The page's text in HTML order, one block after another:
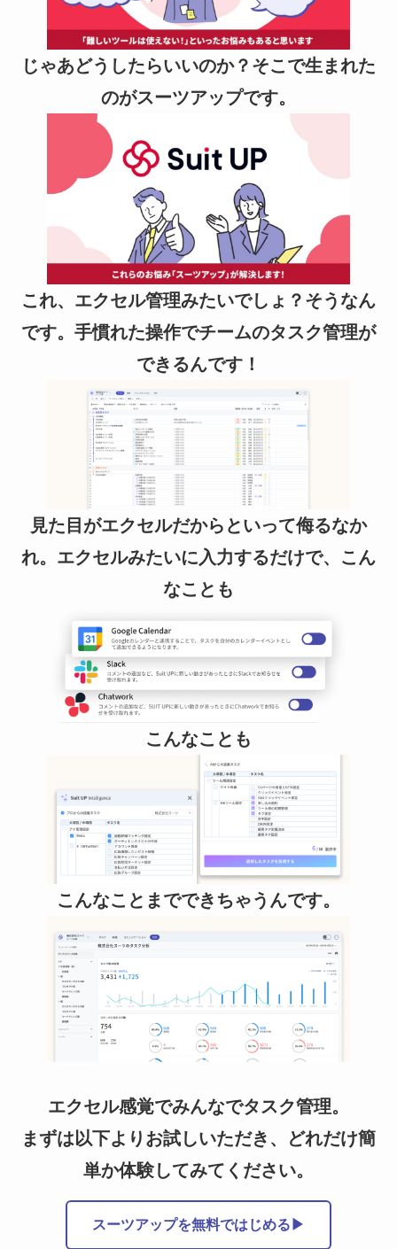
じゃあどうしたらいいのか？そこで生まれた
のがスーツアップです。
これ、エクセル管理みたいでしょ？そうなん
です。手慣れた操作でチームのタスク管理が
できるんです！
見た目がエクセルだからといって侮るなか
れ。エクセルみたいに入力するだけで、こん
なことも
こんなことも
こんなことまでできちゃうんです。
エクセル感覚でみんなでタスク管理。
まずは以下よりお試しいただき、どれだけ簡
単か体験してみてください。
スーツアップを無料ではじめる▶